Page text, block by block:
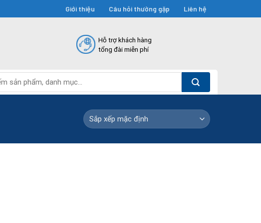
Giới thiệu Câu hỏi thường gặp Liên hệ
Hỗ trợ khách hàng
tổng đài miễn phí